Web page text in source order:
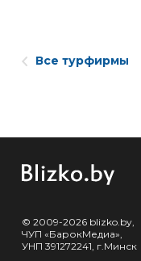
Все турфирмы
© 2009-2026 blizko.by,
ЧУП «БарокМедиа»,
УНП 391272241, г.Минск